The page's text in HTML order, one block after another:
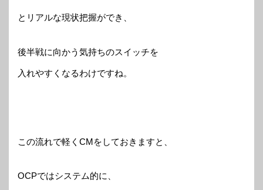
とリアルな現状把握ができ、
後半戦に向かう気持ちのスイッチを
入れやすくなるわけですね。
この流れで軽くCMをしておきますと、
OCPではシステム的に、